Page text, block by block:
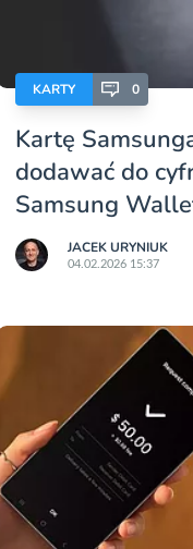
KARTY 0
Kartę
dodawać do
Samsung
JACEK URYNIUK
04.02.2026 15:37